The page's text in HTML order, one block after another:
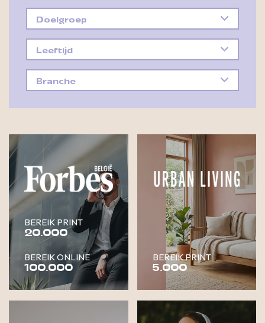
Doelgroep
Leeftijd
Branche
BEREIK PRINT
20.000
BEREIK ONLINE
100.000
BEREIK PRINT
5.000